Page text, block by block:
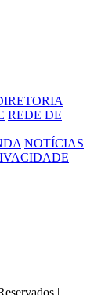
REDE DE
NOTÍCIAS
|